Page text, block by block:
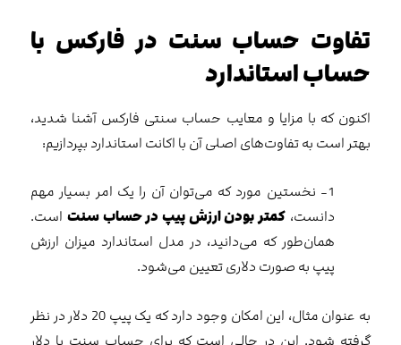
تفاوت حساب سنت در فارکس با
حساب استاندارد
اکنون که با مزایا و معایب حساب سنتی فارکس آشنا شدید،
بهتر است به تفاوت‌های اصلی آن با اکانت استاندارد بپردازیم:
1- نخستین مورد که می‌توان آن را یک امر بسیار مهم
دانست، کمتر بودن ارزش پیپ در حساب سنت است.
همان‌طور که می‌دانید، در مدل استاندارد میزان ارزش
پیپ به صورت دلاری تعیین می‌شود.
به عنوان مثال، این امکان وجود دارد که یک پیپ 20 دلار در نظر
گرفته شود. این در حالی است که برای حساب سنت با دلار